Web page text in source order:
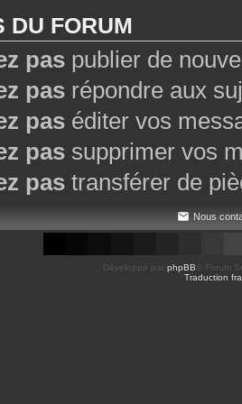
DU FORUM
pas publier de
pas répondre aux
pas éditer vos
pas supprimer vos
pas transférer de
Nous
Développé par phpBB ® Forum
Traduction